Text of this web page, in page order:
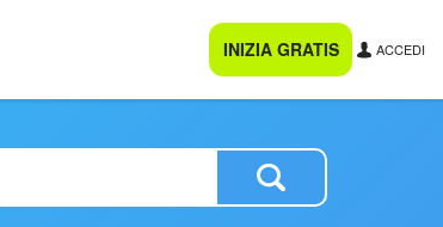
INIZIA GRATIS ACCEDI